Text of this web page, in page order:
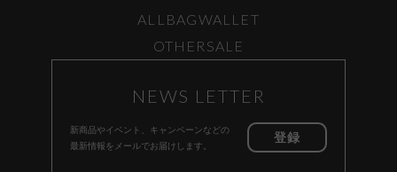
ALL BAGWALLET
OTHER SALE
NEWS LETTER
新商品やイベント、キャンペーンなどの
最新情報をメールでお届けします。
登録